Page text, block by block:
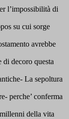
l’impossibilità di
su cui sorge
avrebbe
di decoro questa
La sepoltura
perche’ conferma
della vita